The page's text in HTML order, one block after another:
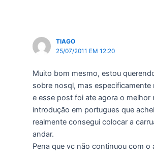
TIAGO
25/07/2011 EM 12:20
Muito bom mesmo, estou
sobre nosql, mas especificamente
e esse post foi ate agora o melhor
introdução em portugues que
realmente consegui colocar a
andar.
Pena que vc não continuou com o